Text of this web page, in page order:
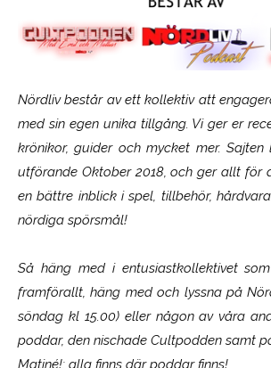
Nördliv består av ett kollektiv att
med sin egen unika tillgång. Vi ger er
krönikor, guider och mycket mer.
utförande Oktober 2018, och ger allt för
en bättre inblick i spel, tillbehör,
nördiga spörsmål!
Så häng med i entusiastkollektivet
framförallt, häng med och lyssna på
söndag kl 15.00) eller någon av våra
poddar, den nischade Cultpodden samt
Matiné!; alla finns där poddar finns!